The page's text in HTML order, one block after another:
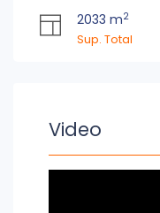
2033 m2
Sup. Total
Video